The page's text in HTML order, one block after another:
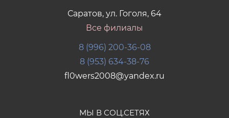
Саратов, ул. Гоголя, 64
Все филиалы
8 (996) 200-36-08
8 (953) 634-38-76
fl0wers2008@yandex.ru
МЫ В СОЦ.СЕТЯХ